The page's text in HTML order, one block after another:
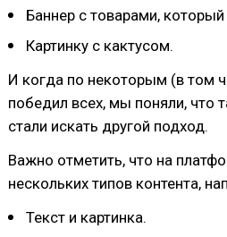
Баннер с товарами,
Картинку с кактусом.
И когда по некоторым (в том
победил всех, мы поняли, что
стали искать другой подход.
Важно отметить, что на
нескольких типов контента,
Текст и картинка.